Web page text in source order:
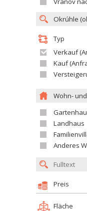
Typ
Verkauf
Kauf
Wohn-
Landhaus
Anderes Wohn- oder
Preis
Fläche